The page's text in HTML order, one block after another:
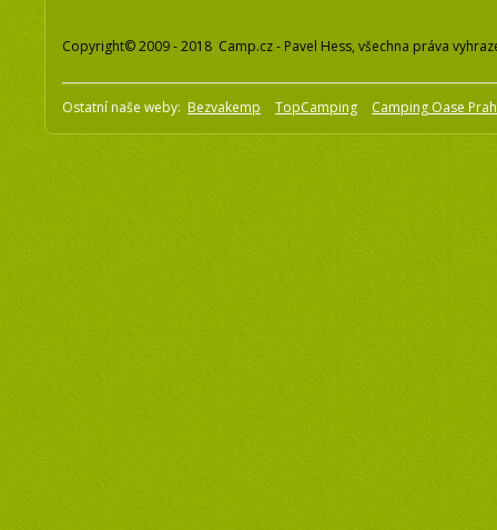
Copyright© 2009 - 2018 Camp.cz - Pavel Hess, všechna práva
Ostatní naše weby: Bezvakemp TopCamping Camping Oase